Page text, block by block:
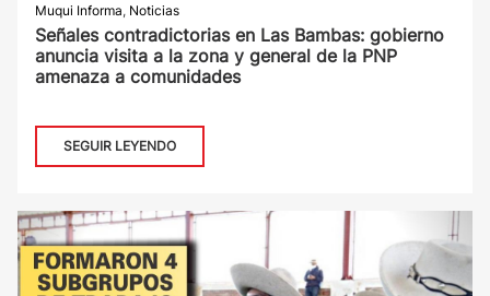
Muqui Informa, Noticias
Señales contradictorias en Las Bambas: gobierno
anuncia visita a la zona y general de la PNP
amenaza a comunidades
SEGUIR LEYENDO